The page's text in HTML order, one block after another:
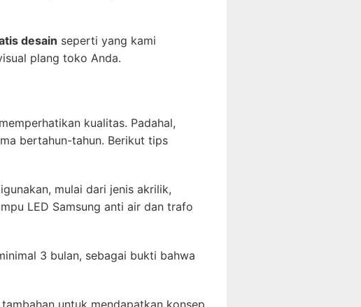
desain seperti yang kami
plang toko Anda.
kualitas. Padahal,
bertahun-tahun. Berikut tips
mulai dari jenis akrilik,
LED Samsung anti air dan trafo
3 bulan, sebagai bukti bahwa